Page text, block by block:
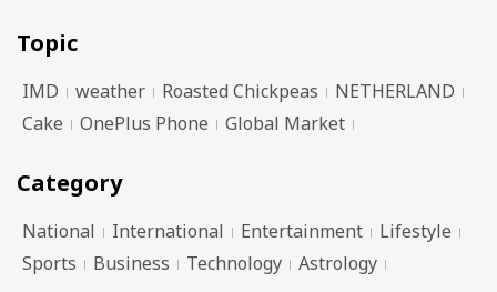
Topic
IMD weather Roasted Chickpeas
NETHERLAND
Cake
OnePlus Phone Global Market
Category
National International Entertainment
Lifestyle
Sports
Business Technology Astrology